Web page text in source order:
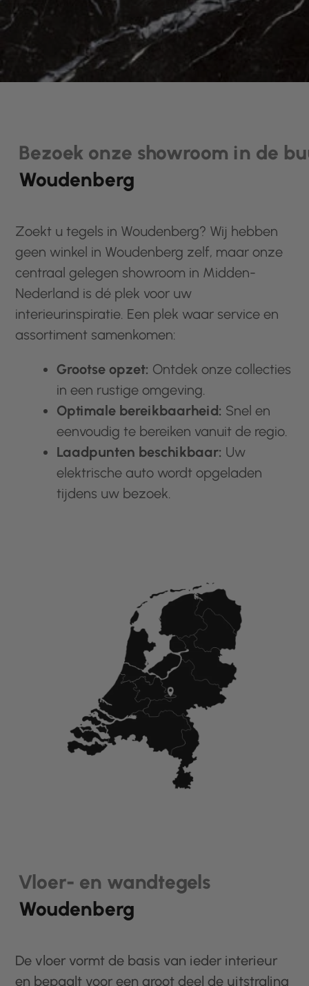
Bezoek onze showroom in de
Woudenberg
Zoekt u tegels in Woudenberg? Wij hebben
geen winkel in Woudenberg zelf, maar onze
centraal gelegen showroom in Midden-
Nederland is dé plek voor uw
interieurinspiratie. Een plek waar service en
assortiment samenkomen:
Grootse opzet: Ontdek onze collecties
in een rustige omgeving.
Optimale bereikbaarheid: Snel en
eenvoudig te bereiken vanuit de regio.
Laadpunten beschikbaar: Uw
elektrische auto wordt opgeladen
tijdens uw bezoek.
Vloer- en wandtegels
Woudenberg
De vloer vormt de basis van ieder interieur
en bepaalt voor een groot deel de uitstraling